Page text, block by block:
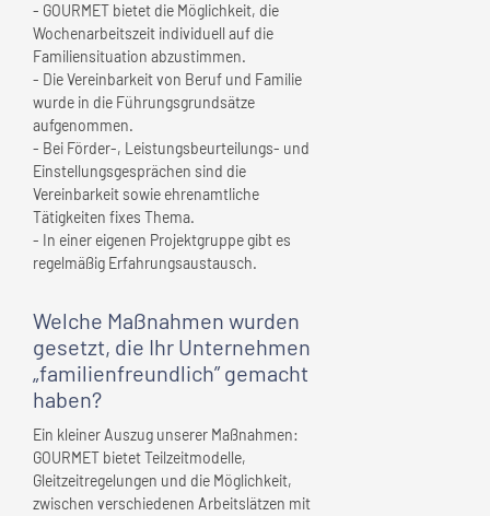
- GOURMET bietet die Möglichkeit, die
Wochenarbeitszeit individuell auf die
Familiensituation abzustimmen.
- Die Vereinbarkeit von Beruf und Familie
wurde in die Führungsgrundsätze
aufgenommen.
- Bei Förder-, Leistungsbeurteilungs- und
Einstellungsgesprächen sind die
Vereinbarkeit sowie ehrenamtliche
Tätigkeiten fixes Thema.
- In einer eigenen Projektgruppe gibt es
regelmäßig Erfahrungsaustausch.
Welche Maßnahmen wurden
gesetzt, die Ihr Unternehmen
„familienfreundlich” gemacht
haben?
Ein kleiner Auszug unserer Maßnahmen:
GOURMET bietet Teilzeitmodelle,
Gleitzeitregelungen und die Möglichkeit,
zwischen verschiedenen Arbeitslätzen mit